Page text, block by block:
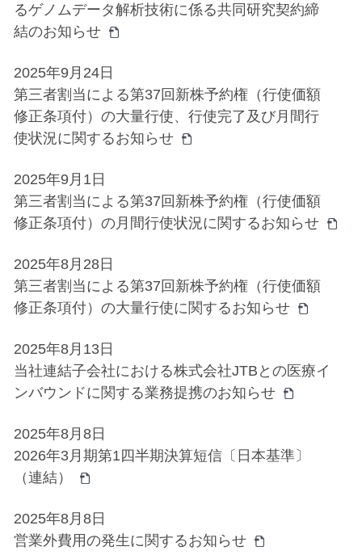
るゲノムデータ解析技術に係る共同研究契約締
結のお知らせ
2025年9月24日
第三者割当による第37回新株予約権（行使価額
修正条項付）の大量行使、行使完了及び月間行
使状況に関するお知らせ
2025年9月1日
第三者割当による第37回新株予約権（行使価額
修正条項付）の月間行使状況に関するお知らせ
2025年8月28日
第三者割当による第37回新株予約権（行使価額
修正条項付）の大量行使に関するお知らせ
2025年8月13日
当社連結子会社における株式会社JTBとの医療イ
ンバウンドに関する業務提携のお知らせ
2025年8月8日
2026年3月期第1四半期決算短信〔日本基準〕
（連結）
2025年8月8日
営業外費用の発生に関するお知らせ